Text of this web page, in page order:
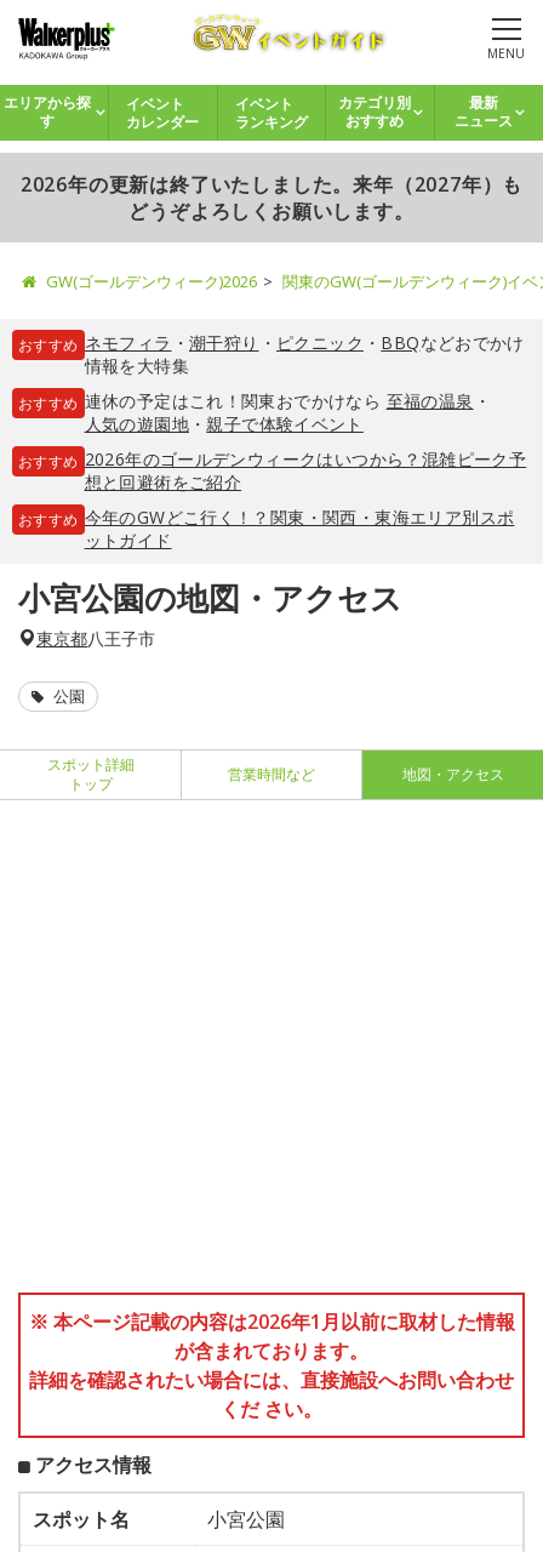
MENU
エリアから探
す
イベント
カレンダー
イベント
ランキング
カテゴリ別
おすすめ
最新
ニュース
2026年の更新は終了いたしました。来年（2027年）も
どうぞよろしくお願いします。
GW(ゴールデンウィーク)2026 関東のGW(ゴールデンウィーク)イ
おすすめ ネモフィラ ・ 潮干狩り ・ ピクニック ・ BBQなどおでかけ
情報を大特集
おすすめ 連休の予定はこれ！関東おでかけなら 至福の温泉 ・
人気の遊園地・親子で体験イベント
おすすめ 2026年のゴールデンウィークはいつから？混雑ピーク予
想と回避術をご紹介
おすすめ 今年のGWどこ行く！？関東・関西・東海エリア別スポ
ットガイド
小宮公園の地図・アクセス
東京都八王子市
公園
スポット詳細
トップ
営業時間など 地図・アクセス
※ 本ページ記載の内容は2026年1月以前に取材した情報
が含まれております。
詳細を確認されたい場合には、直接施設へお問い合わせ
くだ さい。
アクセス情報
スポット名
小宮公園